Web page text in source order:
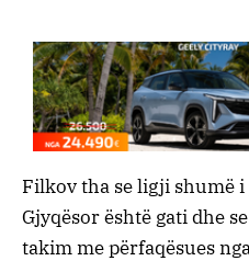
Filkov tha se ligji shumë
Gjyqësor është gati dhe
takim me përfaqësues